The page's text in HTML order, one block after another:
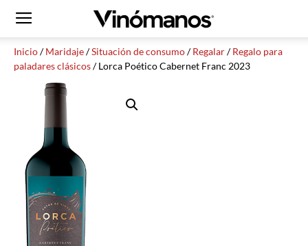
Inicio/Maridaje/Situación de consumo/Regalar/Regalo para
paladares clásicos/ Lorca Poético Cabernet Franc 2023